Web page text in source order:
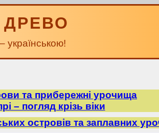
українською!
та прибережні урочища
– погляд крізь віки
островів та заплавних